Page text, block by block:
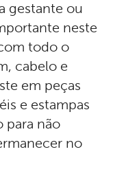
gestante ou
neste
todo o
cabelo e
em peças
e estampas
para não
no